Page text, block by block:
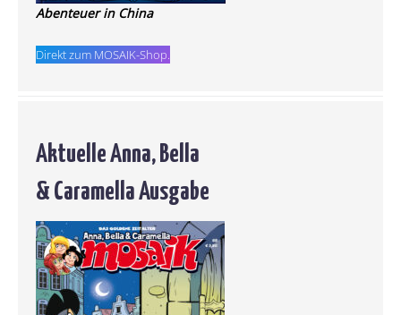
Abenteuer in China
Direkt zum MOSAIK-Shop.
Aktuelle Anna, Bella
& Caramella Ausgabe